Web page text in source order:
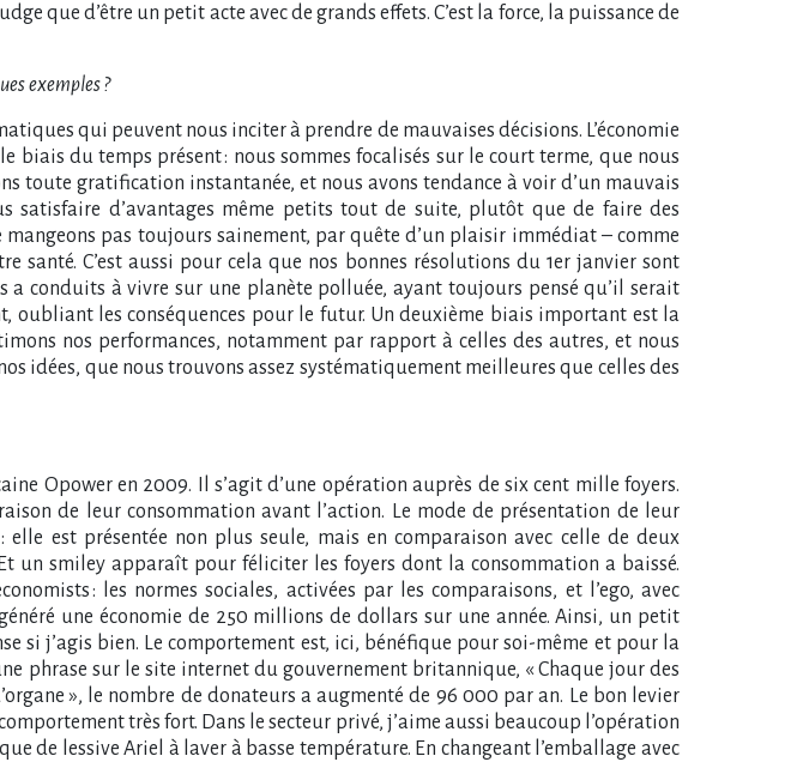
que d’être un petit acte avec de grands effets. C’est la force, la puissance de
exemples ?
qui peuvent nous inciter à prendre de mauvaises décisions. L’économie
du temps présent : nous sommes focalisés sur le court terme, que nous
toute gratification instantanée, et nous avons tendance à voir d’un mauvais
d’avantages même petits tout de suite, plutôt que de faire des
pas toujours sainement, par quête d’un plaisir immédiat – comme
C’est aussi pour cela que nos bonnes résolutions du 1er janvier sont
conduits à vivre sur une planète polluée, ayant toujours pensé qu’il serait
oubliant les conséquences pour le futur. Un deuxième biais important est la
nos performances, notamment par rapport à celles des autres, et nous
idées, que nous trouvons assez systématiquement meilleures que celles des
Opower en 2009. Il s’agit d’une opération auprès de six cent mille foyers.
de leur consommation avant l’action. Le mode de présentation de leur
est présentée non plus seule, mais en comparaison avec celle de deux
un smiley apparaît pour féliciter les foyers dont la consommation a baissé.
: les normes sociales, activées par les comparaisons, et l’ego, avec
une économie de 250 millions de dollars sur une année. Ainsi, un petit
si j’agis bien. Le comportement est, ici, bénéfique pour soi-même et pour la
phrase sur le site internet du gouvernement britannique, « Chaque jour des
», le nombre de donateurs a augmenté de 96 000 par an. Le bon levier
très fort. Dans le secteur privé, j’aime aussi beaucoup l’opération
de lessive Ariel à laver à basse température. En changeant l’emballage avec